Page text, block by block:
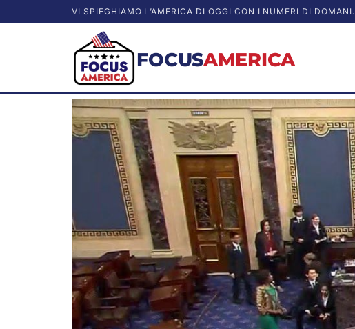
VI SPIEGHIAMO L’AMERICA DI OGGI CON I NUMERI DI DOMANI.
FOCUSAMERICA